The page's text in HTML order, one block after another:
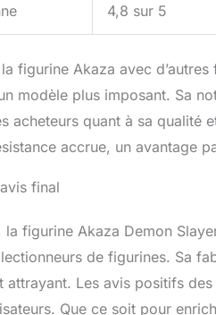
4,8 sur 5
figurine Akaza avec
modèle plus imposant. Sa
acheteurs quant à sa qualité
accrue, un avantage
final
la figurine Akaza Demon
de figurines. Sa
attrayant. Les avis positifs
Que ce soit pour